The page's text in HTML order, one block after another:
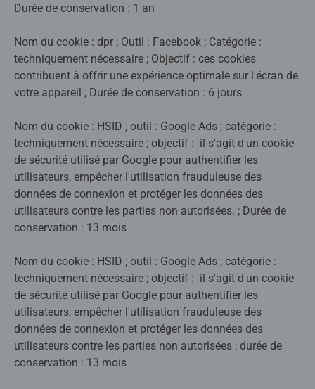
Durée de conservation : 1 an
Nom du cookie : dpr ; Outil : Facebook ; Catégorie :
techniquement nécessaire ; Objectif : ces cookies
contribuent à offrir une expérience optimale sur l'écran de
votre appareil ; Durée de conservation : 6 jours
Nom du cookie : HSID ; outil : Google Ads ; catégorie :
techniquement nécessaire ; objectif : il s'agit d'un cookie
de sécurité utilisé par Google pour authentifier les
utilisateurs, empêcher l'utilisation frauduleuse des
données de connexion et protéger les données des
utilisateurs contre les parties non autorisées. ; Durée de
conservation : 13 mois
Nom du cookie : HSID ; outil : Google Ads ; catégorie :
techniquement nécessaire ; objectif : il s'agit d'un cookie
de sécurité utilisé par Google pour authentifier les
utilisateurs, empêcher l'utilisation frauduleuse des
données de connexion et protéger les données des
utilisateurs contre les parties non autorisées ; durée de
conservation : 13 mois